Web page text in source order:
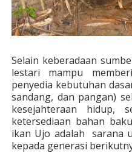
Selain keberadaan
lestari mampu
penyedia kebutuhan
sandang, dan pangan)
kesejahteraan hidup,
ketersediaan bahan
ikan Ujo adalah sarana
kepada generasi